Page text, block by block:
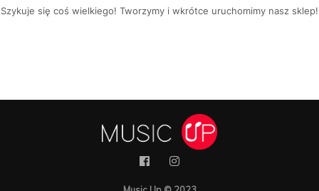
Szykuje się coś wielkiego! Tworzymy i wkrótce uruchomimy nasz sklep!